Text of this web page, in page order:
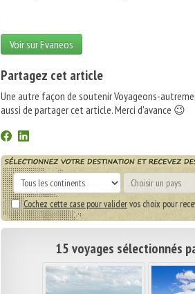
Voir sur Evaneos
Partagez cet article
Une autre façon de soutenir Voyageons-
aussi de partager cet article. Merci d'avance 😉
Cochez cette case pour validervos choix pour
15 voyages sélectionnés